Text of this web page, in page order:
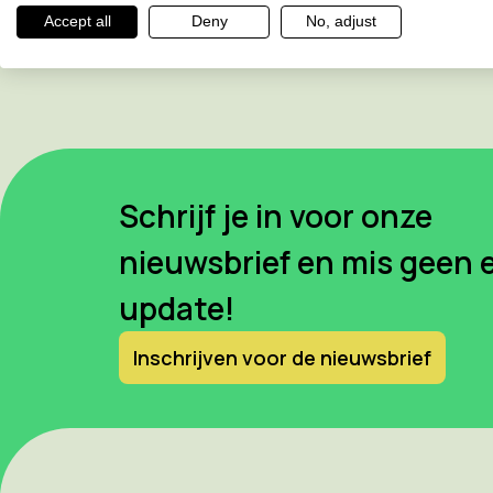
Schrijf je in voor onze
nieuwsbrief en mis geen
update!
Inschrijven voor de nieuwsbrief
Accept all Deny No, adjust